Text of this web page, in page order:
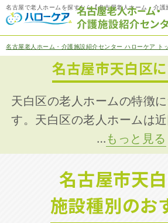
ハローケアにつ
老人ホームを検
ポイント
ご入居までの流れ
会社概要
名古屋老人ホーム・介護施設紹介センター ハローケア ト
名古屋市天白区
天白区の老人ホームの特徴
す。天白区の老人ホームは
…もっと見る
名古屋市天
施設種別のお